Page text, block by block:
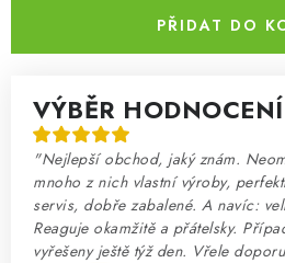
PŘIDAT DO
VÝBĚR HODNOCENÍ
"Nejlepší obchod, jaký znám.
mnoho z nich vlastní výroby,
servis, dobře zabalené. A navíc:
Reaguje okamžitě a přátelsky.
vyřešeny ještě týž den. Vřele